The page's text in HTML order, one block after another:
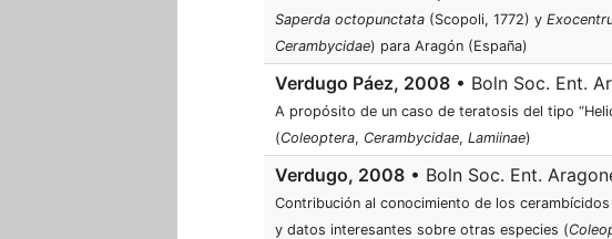
Saperda octopunctata (Scopoli, 1772) y
Cerambycidae) para Aragón (España)
Verdugo Páez, 2008 • Boln Soc. Ent.
A propósito de un caso de teratosis del tipo
(Coleoptera, Cerambycidae, Lamiinae)
Verdugo, 2008 • Boln Soc. Ent.
Contribución al conocimiento de los
y datos interesantes sobre otras especies (